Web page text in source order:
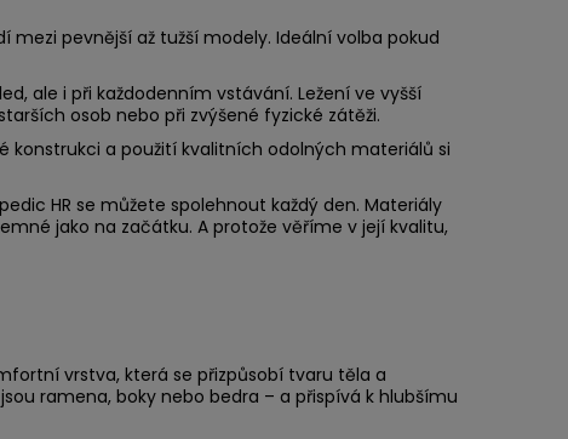
mezi pevnější až tužší modely. Ideální volba pokud
ale i při každodenním vstávání. Ležení ve vyšší
osob nebo při zvýšené fyzické zátěži.
konstrukci a použití kvalitních odolných materiálů si
HR se můžete spolehnout každý den. Materiály
jako na začátku. A protože věříme v její kvalitu,
vrstva, která se přizpůsobí tvaru těla a
ramena, boky nebo bedra – a přispívá k hlubšímu